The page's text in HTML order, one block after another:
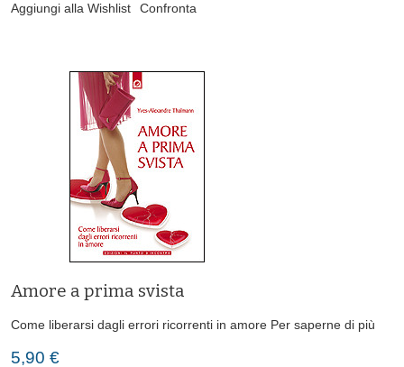
Aggiungi alla Wishlist Confronta
Amore a prima svista
Come liberarsi dagli errori ricorrenti in amore Per saperne di più
5,90 €